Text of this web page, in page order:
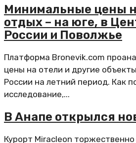
Минимальные цены
отдых – на юге, в
России и Поволжье
Платформа Bronevik.com
цены на отели и другие
России на летний период. Как
исследование,...
В Анапе открылся
Курорт Miracleon торжественно